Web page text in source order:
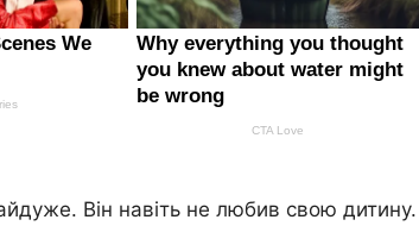
Він навіть не любив свою дитину.